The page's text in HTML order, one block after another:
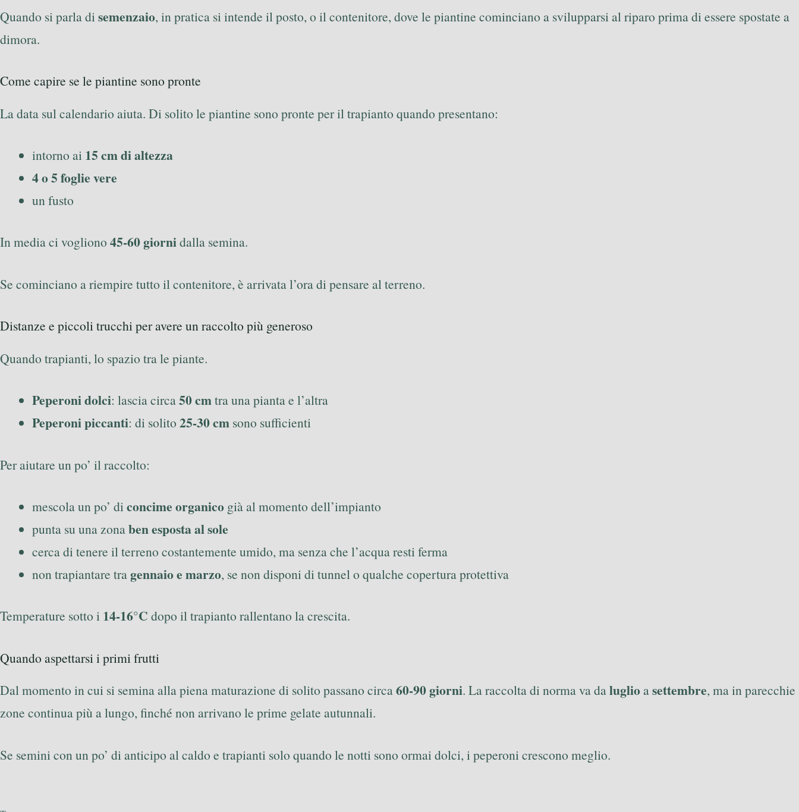
Quando si parla disemenzaio, in pratica si intende il posto, o il contenitore, dove le piantine cominciano a svilupparsi al riparo prima di essere spostate a
dimora.
Come capire se le piantine sono pronte
La data sul calendario aiuta. Di solito le piantine sono pronte per il trapianto quando presentano:
intorno ai 15 cm di altezza
4 o 5 foglie vere
un fusto
In media ci vogliono 45-60 giornidalla semina.
Se cominciano a riempire tutto il contenitore, è arrivata l’ora di pensare al terreno.
Distanze e piccoli trucchi per avere un raccolto più generoso
Quando trapianti, lo spazio tra le piante.
Peperoni dolci: lascia circa50 cmtra una pianta e l’altra
Peperoni piccanti: di solito 25-30 cm sono sufficienti
Per aiutare un po’ il raccolto:
mescola un po’ diconcime organico già al momento dell’impianto
punta su una zonaben esposta al sole
cerca di tenere il terreno costantemente umido, ma senza che l’acqua resti ferma
non trapiantare tragennaio e marzo, se non disponi di tunnel o qualche copertura protettiva
Temperature sotto i 14-16°C dopo il trapianto rallentano la crescita.
Quando aspettarsi i primi frutti
Dal momento in cui si semina alla piena maturazione di solito passano circa60-90 giorni. La raccolta di norma va daluglioasettembre, ma in parecchie
zone continua più a lungo, finché non arrivano le prime gelate autunnali.
Se semini con un po’ di anticipo al caldo e trapianti solo quando le notti sono ormai dolci, i peperoni crescono meglio.